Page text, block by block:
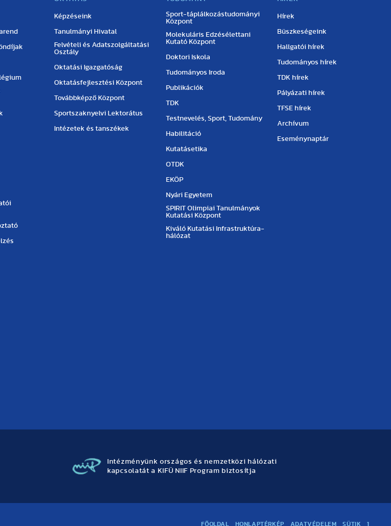
Képzéseink
Tanulmányi Hivatal
Felvételi és Adatszolgáltatási
Osztály
Oktatási Igazgatóság
Oktatásfejlesztési Központ
Továbbképző Központ
Sportszaknyelvi Lektorátus
Intézetek és tanszékek
Sport-táplálkozástudományi
Központ
Molekuláris Edzésélettani
Kutató Központ
Doktori Iskola
Tudományos Iroda
Publikációk
TDK
Testnevelés, Sport, Tudomány
Habilitáció
Kutatásetika
OTDK
EKÖP
Nyári Egyetem
SPIRIT Olimpiai Tanulmányok
Kutatási Központ
Kiváló Kutatási Infrastruktúra-
hálózat
Hírek
Büszkeségeink
Hallgatói hírek
Tudományos hírek
TDK hírek
Pályázati hírek
TFSE hírek
Archívum
Eseménynaptár
Intézményünk országos és nemzetközi hálózati
kapcsolatát a KIFÜ NIIF Program biztosítja
FŐOLDAL HONLAPTÉRKÉP ADATVÉDELEM SÜTIK 1